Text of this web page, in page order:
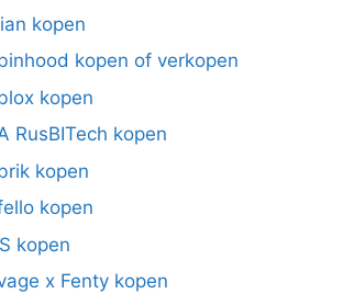
kopen
kopen of verkopen
kopen
RusBITech kopen
kopen
kopen
kopen
x Fenty kopen